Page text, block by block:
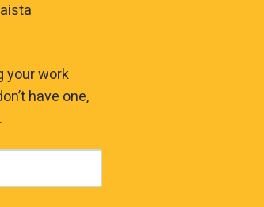
your work
have one,